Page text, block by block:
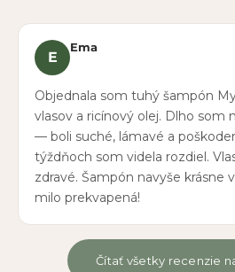
E
Ema
Objednala som tuhý šampón
vlasov a ricínový olej. Dlho som
— boli suché, lámavé a
týždňoch som videla rozdiel.
zdravé. Šampón navyše krásne
milo prekvapená!
Čítať všetky recenzie